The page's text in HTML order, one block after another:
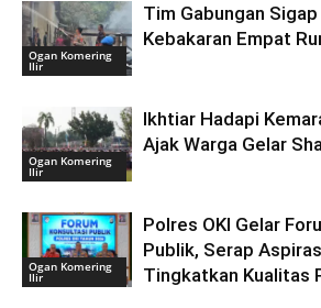
Ogan Komering
Ilir
Tim Gabungan
Kebakaran Empat
Ogan Komering
Ilir
Ikhtiar Hadapi
Ajak Warga Gelar
Ogan Komering
Ilir
Polres OKI Gelar
Publik, Serap
Tingkatkan Kualitas